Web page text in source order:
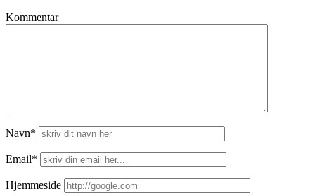
Kommentar
Navn*
Email*
Hjemmeside